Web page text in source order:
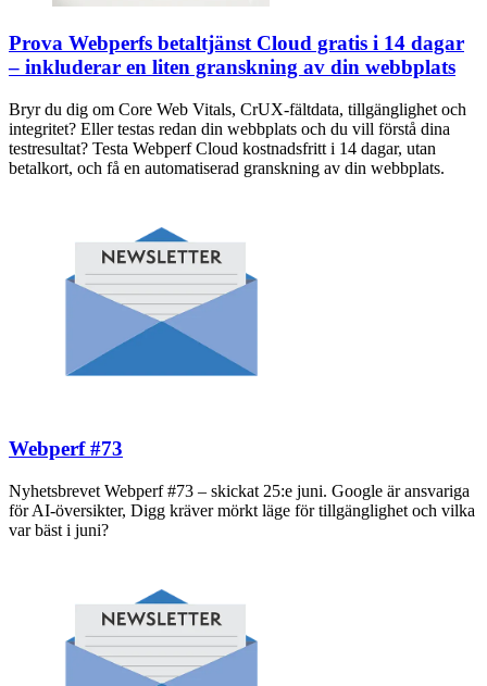
Prova Webperfs betaltjänst Cloud gratis i 14 dagar
– inkluderar en liten granskning av din webbplats
Bryr du dig om Core Web Vitals, CrUX-fältdata, tillgänglighet och
integritet? Eller testas redan din webbplats och du vill förstå dina
testresultat? Testa Webperf Cloud kostnadsfritt i 14 dagar, utan
betalkort, och få en automatiserad granskning av din webbplats.
Webperf #73
Nyhetsbrevet Webperf #73 – skickat 25:e juni. Google är ansvariga
för AI-översikter, Digg kräver mörkt läge för tillgänglighet och vilka
var bäst i juni?